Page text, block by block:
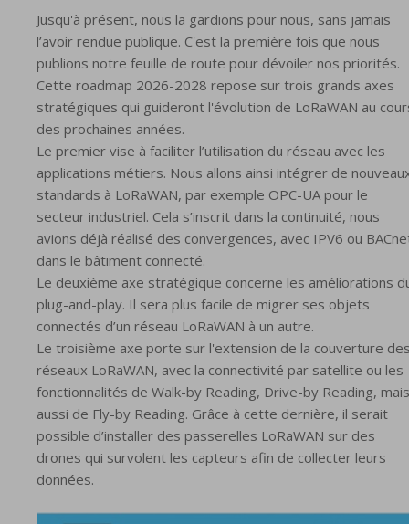
Jusqu'à présent, nous la gardions pour nous, sans jamais
l’avoir rendue publique. C'est la première fois que nous
publions notre feuille de route pour dévoiler nos priorités.
Cette roadmap 2026-2028 repose sur trois grands axes
stratégiques qui guideront l'évolution de LoRaWAN au
des prochaines années.
Le premier vise à faciliter l’utilisation du réseau avec les
applications métiers. Nous allons ainsi intégrer de
standards à LoRaWAN, par exemple OPC-UA pour le
secteur industriel. Cela s’inscrit dans la continuité, nous
avions déjà réalisé des convergences, avec IPV6 ou
dans le bâtiment connecté.
Le deuxième axe stratégique concerne les améliorations
plug-and-play. Il sera plus facile de migrer ses objets
connectés d’un réseau LoRaWAN à un autre.
Le troisième axe porte sur l'extension de la couverture
réseaux LoRaWAN, avec la connectivité par satellite ou les
fonctionnalités de Walk-by Reading, Drive-by Reading, mais
aussi de Fly-by Reading. Grâce à cette dernière, il serait
possible d’installer des passerelles LoRaWAN sur des
drones qui survolent les capteurs afin de collecter leurs
données.